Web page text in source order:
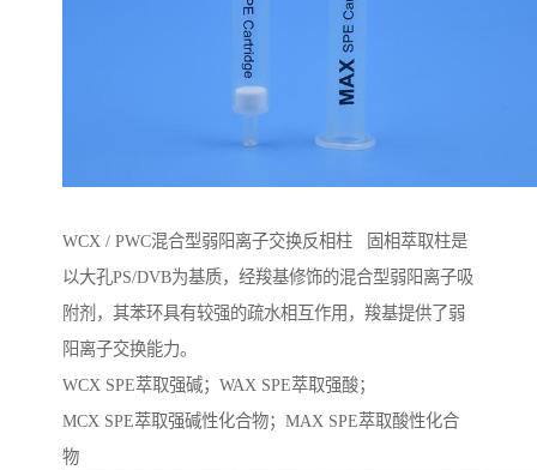
WCX / PWC混合型弱阳离子交换反相柱 固相萃取柱是
以大孔PS/DVB为基质，经羧基修饰的混合型弱阳离子吸
附剂，其苯环具有较强的疏水相互作用，羧基提供了弱
阳离子交换能力。
WCX SPE萃取强碱；WAX SPE萃取强酸；
MCX SPE萃取强碱性化合物；MAX SPE萃取酸性化合
物